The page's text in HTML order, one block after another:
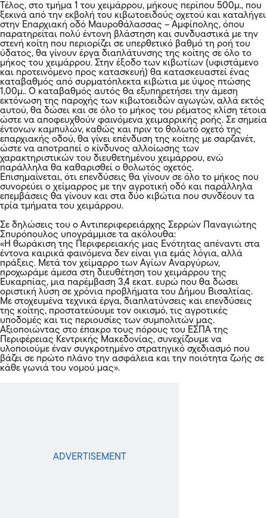
Τέλος, στο τμήμα 1 του χειμάρρου, μήκους περίπου 500μ., που
ξεκινά από την εκβολή του κιβωτοειδούς οχετού και καταλήγει
στην Επαρχιακή οδό Μαυροθάλασσας – Αμφίπολης, όπου
παρατηρείται πολύ έντονη βλάστηση και συνδυαστικά με την
στενή κοίτη που περιορίζει σε υπερθετικό βαθμό τη ροή του
ύδατος, θα γίνουν έργα διαπλάτυνσης της κοίτης σε όλο το
μήκος του χειμάρρου. Στην έξοδο των κιβωτίων (υφιστάμενο
και προτεινόμενο προς κατασκευή) θα κατασκευαστεί ένας
καταβαθμός από συρματόπλεκτα κιβώτια με ύψος πτώσης
1,00μ.. Ο καταβαθμός αυτός θα εξυπηρετήσει την άμεση
εκτόνωση της παροχής των κιβωτοειδών αγωγών, αλλά εκτός
αυτού, θα δώσει και σε όλο το μήκος του ρέματος κλίση τέτοια
ώστε να αποφευχθούν φαινόμενα χειμαρρικής ροής. Σε σημεία
έντονων καμπυλών, καθώς και πριν το θολωτό οχετό της
επαρχιακής οδού, θα γίνει επένδυση της κοίτης με σαρζανέτ,
ώστε να αποτραπεί ο κίνδυνος αλλοίωσης των
χαρακτηριστικών του διευθετημένου χειμάρρου, ενώ
παράλληλα θα καθαρισθεί ο θολωτός οχετός.
Επισημαίνεται, ότι επενδύσεις θα γίνουν σε όλο το μήκος που
συνορεύει ο χείμαρρος με την αγροτική οδό και παράλληλα
επεμβάσεις θα γίνουν και στα δύο κιβώτια που συνδέουν τα
τρία τμήματα του χειμάρρου.
Σε δηλώσεις του ο Αντιπεριφερειάρχης Σερρών Παναγιώτης
Σπυρόπουλος υπογράμμισε τα ακόλουθα:
«Η θωράκιση της Περιφερειακής μας Ενότητας απέναντι στα
έντονα καιρικά φαινόμενα δεν είναι για εμάς λόγια, αλλά
πράξεις. Μετά τον χείμαρρο των Αγίων Αναργύρων,
προχωράμε άμεσα στη διευθέτηση του χειμάρρου της
Ευκαρπίας, μια παρέμβαση 3,4 εκατ. ευρώ που θα δώσει
οριστική λύση σε χρόνια προβλήματα του Δήμου Βισαλτίας.
Με στοχευμένα τεχνικά έργα, διαπλατύνσεις και επενδύσεις
της κοίτης, προστατεύουμε τον οικισμό, τις αγροτικές
υποδομές και τις περιουσίες των συμπολιτών μας.
Αξιοποιώντας στο έπακρο τους πόρους του ΕΣΠΑ της
Περιφέρειας Κεντρικής Μακεδονίας, συνεχίζουμε να
υλοποιούμε έναν συγκροτημένο στρατηγικό σχεδιασμό που
βάζει σε πρώτο πλάνο την ασφάλεια και την ποιότητα ζωής σε
κάθε γωνιά του νομού μας».